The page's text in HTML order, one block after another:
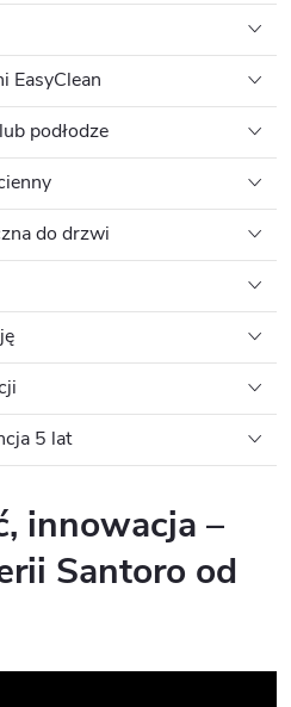
EasyClean
podłodze
do drzwi
5 lat
innowacja –
Santoro od